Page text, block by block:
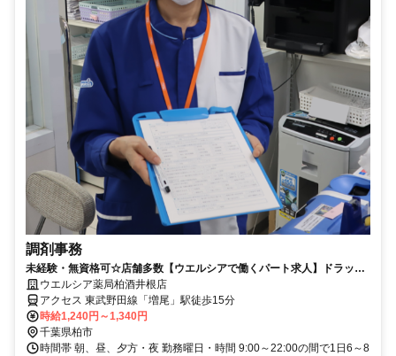
調剤事務
未経験・無資格可☆店舗多数【ウエルシアで働くパート求人】ドラッグ
ストアの調剤事務
ウエルシア薬局柏酒井根店
アクセス 東武野田線「増尾」駅徒歩15分
時給1,240円～1,340円
千葉県柏市
時間帯 朝、昼、夕方・夜 勤務曜日・時間 9:00～22:00の間で1日6～8